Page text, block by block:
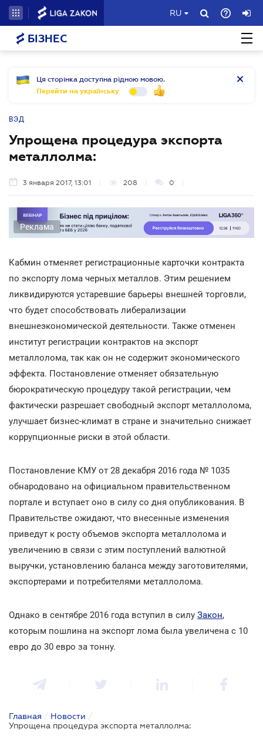
RU
БІЗНЕС
Ця сторінка доступна рідною мовою.
Перейти на українську
ВЭД
Упрощена процедура экспорта
металлолма:
3 января 2017, 13:01 208 0
Реклама
Кабмин отменяет регистрационные карточки контракта
по экспорту лома черных металлов. Этим решением
ликвидируются устаревшие барьеры внешней торговли,
что будет способствовать либерализации
внешнеэкономической деятельности. Также отменен
институт регистрации контрактов на экспорт
металлолома, так как он не содержит экономического
эффекта. Постановление отменяет обязательную
бюрократическую процедуру такой регистрации, чем
фактически разрешает свободный экспорт металлолома,
улучшает бизнес-климат в стране и значительно снижает
коррупционные риски в этой области.
Постановление КМУ от 28 декабря 2016 года № 1035
обнародовано на официальном правительственном
портале и вступает оно в силу со дня опубликования. В
Правительстве ожидают, что внесенные изменения
приведут к росту объемов экспорта металлолома и
увеличению в связи с этим поступлений валютной
выручки, установлению баланса между заготовителями,
экспортерами и потребителями металлолома.
Однако в сентябре 2016 года вступил в силу Закон,
которым пошлина на экспорт лома была увеличена с 10
евро до 30 евро за тонну.
Главная / Новости /
Упрощена процедура экспорта металлолма: